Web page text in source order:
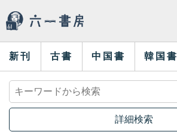
新刊 古書 中国書 韓国書
詳細検索